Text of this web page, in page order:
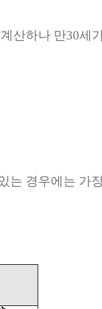
산하나 만30세
는 경우에는 가